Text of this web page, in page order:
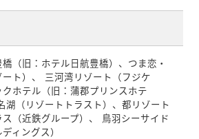
（旧：ホテル日航豊橋）、つま恋・
ト）、 三河湾リゾート（フジケ
ホテル（旧：蒲郡プリンスホテ
湖（リゾートトラスト）、都リゾート
（近鉄グループ）、 鳥羽シーサイド
ィングス）